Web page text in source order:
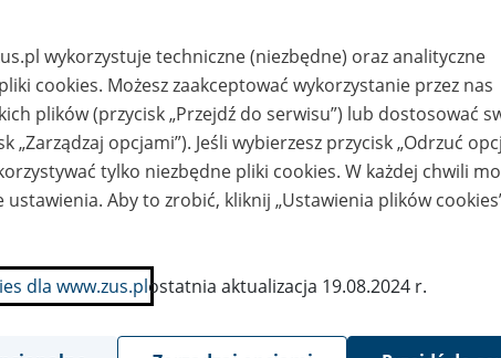
Wyświetl wszystkie
wykorzystuje techniczne (niezbędne) oraz analityczne
cookies. Możesz zaakceptować wykorzystanie przez nas
plików (przycisk „Przejdź do serwisu”) lub dostosować
„Zarządzaj opcjami”). Jeśli wybierzesz przycisk „Odrzuć
tylko niezbędne pliki cookies. W każdej chwili
ustawienia. Aby to zrobić, kliknij „Ustawienia plików
dla www.zus.plostatnia aktualizacja 19.08.2024 r.